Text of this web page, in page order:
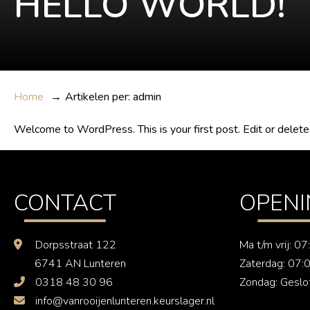
Home → Artikelen per: admin
Welcome to WordPress. This is your first post. Edit or
CONTACT
Dorpsstraat 122
6741 AN Lunteren
0318 48 30 96
info@vanrooijenlunteren.keurslager.nl
Ma t/m vrij:
Zaterdag:
Zondag: